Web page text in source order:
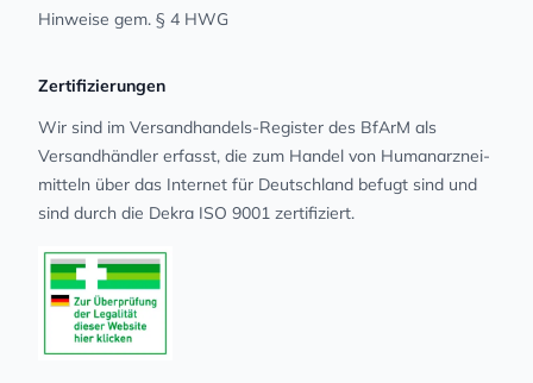
Hinweise gem. § 4 HWG
Zertifizierungen
Wir sind im Versandhandels-Register des BfArM als
Versandhändler erfasst, die zum Handel von Human­arz­nei­
mit­teln über das Internet für Deutschland befugt sind und
sind durch die Dekra ISO 9001 zertifiziert.